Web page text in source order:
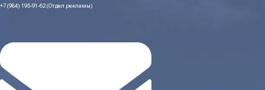
+7 (984) 195-91-62 (Отдел рекламы)